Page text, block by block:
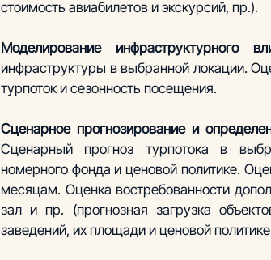
стоимость авиабилетов и экскурсий, пр.).
Моделирование инфраструктурного
инфраструктуры в выбранной локации.
турпоток и сезонность посещения.
Сценарный прогноз турпотока в
номерного фонда и ценовой политике.
месяцам. Оценка востребованности
зал и пр. (прогнозная загрузка
заведений, их площади и ценовой